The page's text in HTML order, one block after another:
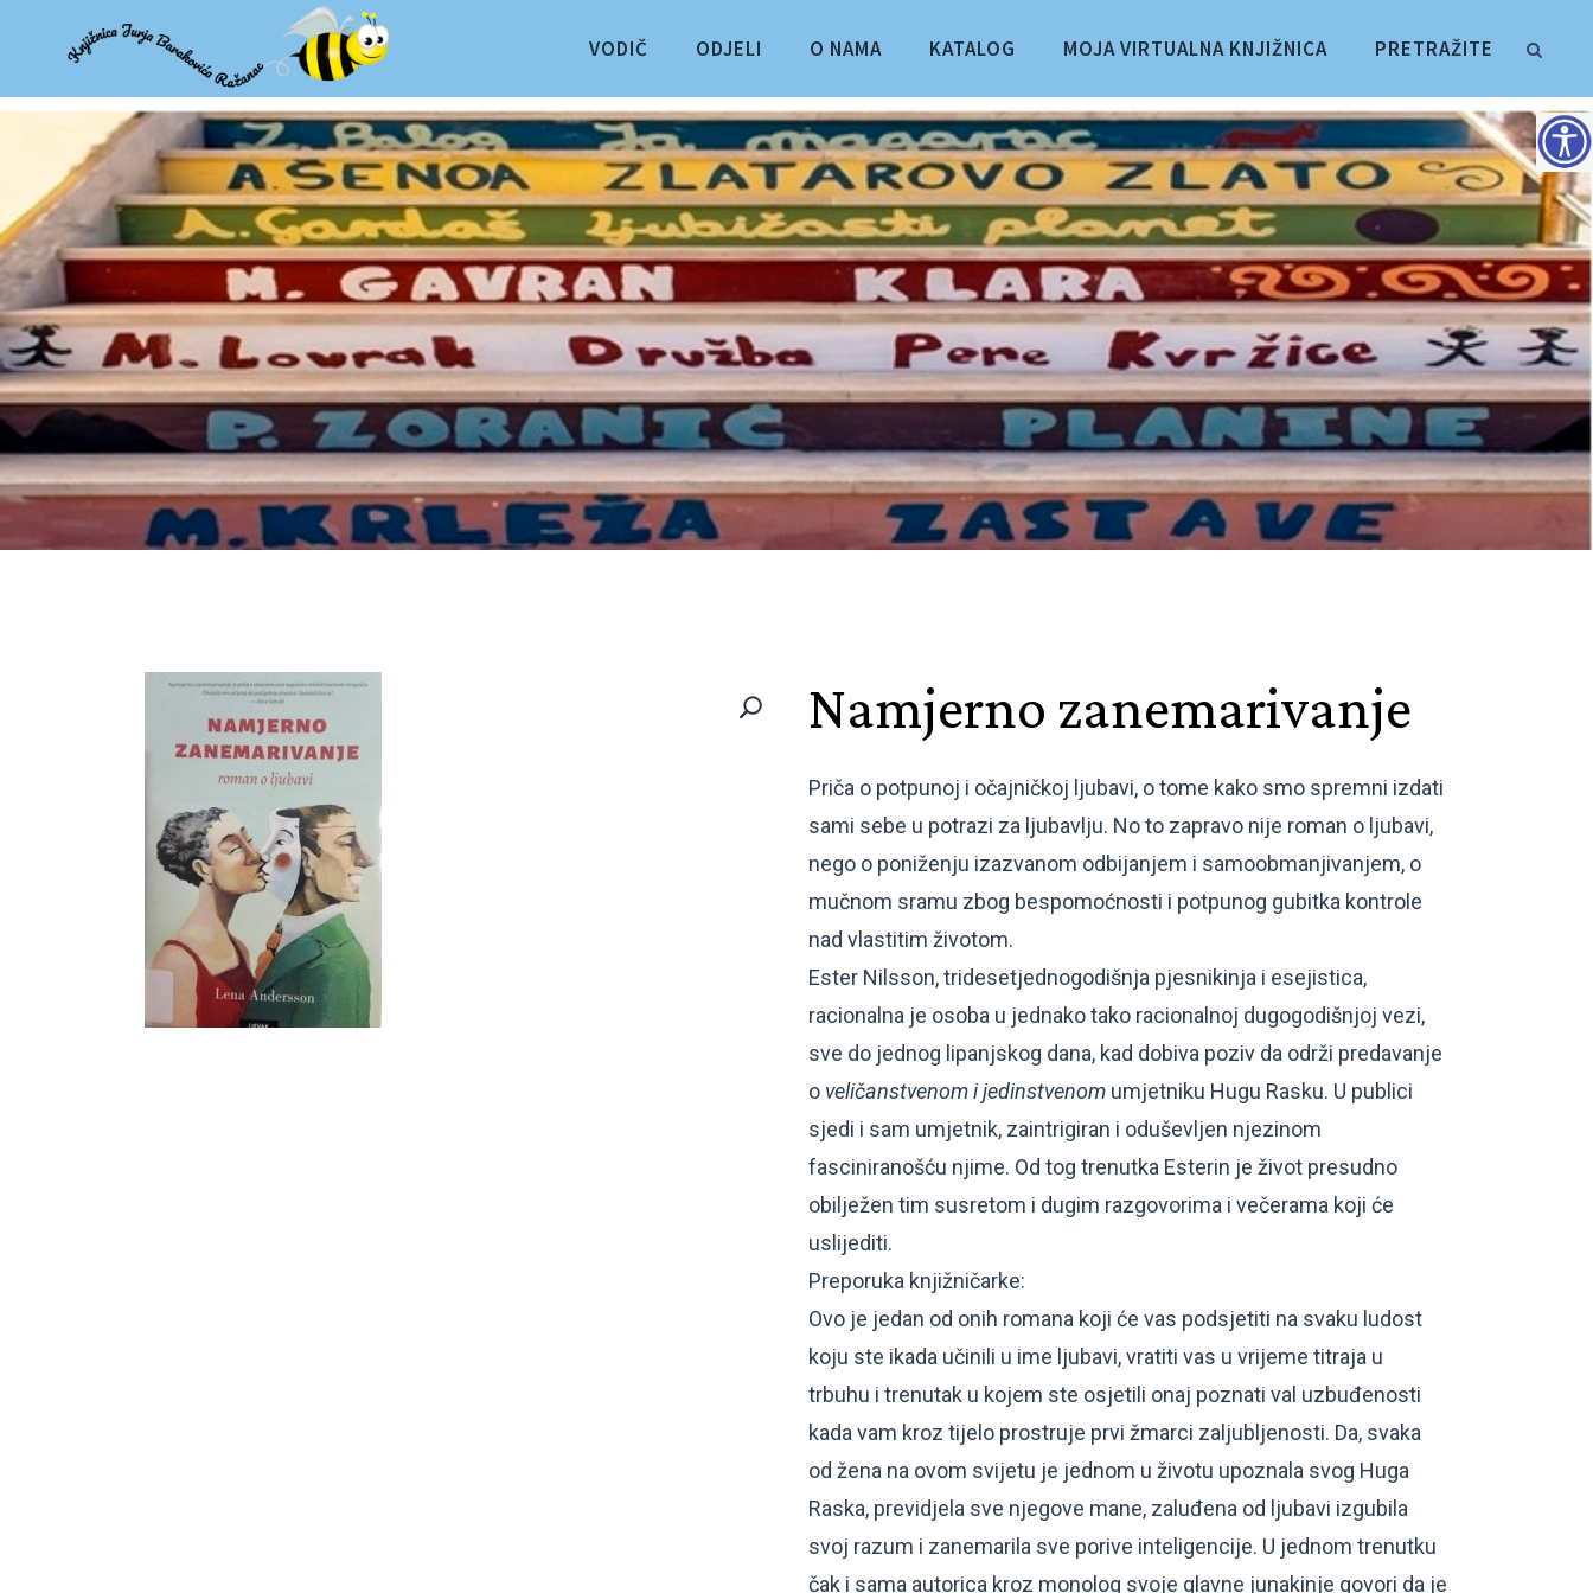
VODIČ ODJELI O NAMA KATALOG MOJA VIRTUALNA KNJIŽNICA PRETRAŽITE
Namjerno zanemarivanje
Priča o potpunoj i očajničkoj ljubavi, o tome kako smo spremni izdati
sami sebe u potrazi za ljubavlju. No to zapravo nije roman o ljubavi,
nego o poniženju izazvanom odbijanjem i samoobmanjivanjem, o
mučnom sramu zbog bespomoćnosti i potpunog gubitka kontrole
nad vlastitim životom.
Ester Nilsson, tridesetjednogodišnja pjesnikinja i esejistica,
racionalna je osoba u jednako tako racionalnoj dugogodišnjoj vezi,
sve do jednog lipanjskog dana, kad dobiva poziv da održi predavanje
o veličanstvenom i jedinstvenom umjetniku Hugu Rasku. U publici
sjedi i sam umjetnik, zaintrigiran i oduševljen njezinom
fasciniranošću njime. Od tog trenutka Esterin je život presudno
obilježen tim susretom i dugim razgovorima i večerama koji će
uslijediti.
Preporuka knjižničarke:
Ovo je jedan od onih romana koji će vas podsjetiti na svaku ludost
koju ste ikada učinili u ime ljubavi, vratiti vas u vrijeme titraja u
trbuhu i trenutak u kojem ste osjetili onaj poznati val uzbuđenosti
kada vam kroz tijelo prostruje prvi žmarci zaljubljenosti. Da, svaka
od žena na ovom svijetu je jednom u životu upoznala svog Huga
Raska, previdjela sve njegove mane, zaluđena od ljubavi izgubila
svoj razum i zanemarila sve porive inteligencije. U jednom trenutku
čak i sama autorica kroz monolog svoje glavne junakinje govori da je